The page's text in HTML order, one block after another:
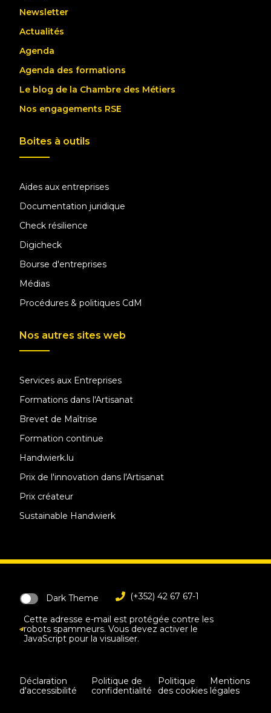
Newsletter
Actualités
Agenda
Agenda des formations
Le blog de la Chambre des Métiers
Nos engagements RSE
Boites à outils
Aides aux entreprises
Documentation juridique
Check résilience
Digicheck
Bourse d'entreprises
Médias
Procédures & politiques CdM
Nos autres sites web
Services aux Entreprises
Formations dans l'Artisanat
Brevet de Maîtrise
Formation continue
Handwierk.lu
Prix de l'innovation dans l'Artisanat
Prix créateur
Sustainable Handwierk
Dark Theme (+352) 42 67 67-1
Cette adresse e-mail est protégée contre les
robots spammeurs. Vous devez activer le
JavaScript pour la visualiser.
Déclaration
d'accessibilité
Politique de
confidentialité
Politique
des cookies
Mentions
légales